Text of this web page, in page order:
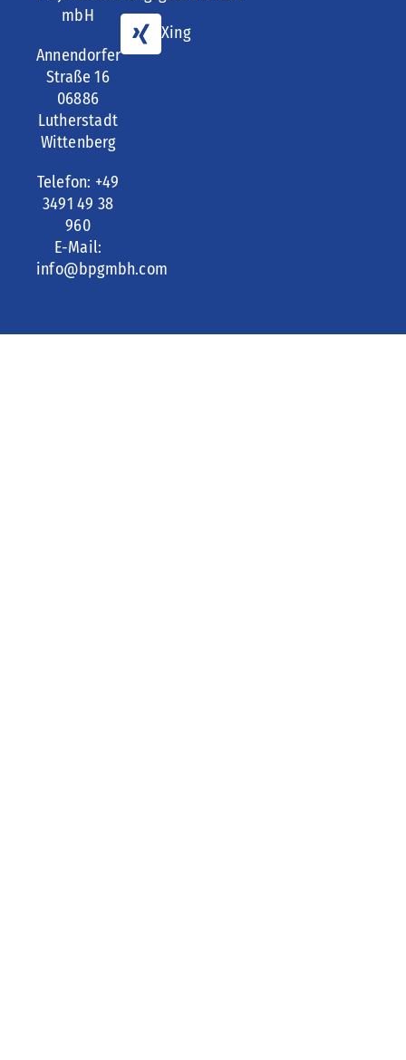
mbH
Annendorfer
Straße 16
06886
Lutherstadt
Wittenberg
Telefon: +49
3491 49 38
960
E-Mail:
info@bpgmbh.com
Xing